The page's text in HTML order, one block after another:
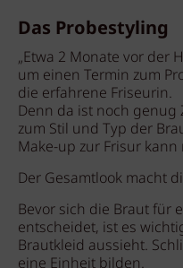
Das Probestyling
„Etwa 2 Monate vor der
um einen Termin zum
die erfahrene Friseurin.
Denn da ist noch
zum Stil und Typ der
Make-up zur Frisur
Der Gesamtlook macht
Bevor sich die Braut für
entscheidet, ist es
Brautkleid aussieht.